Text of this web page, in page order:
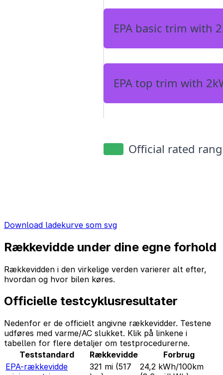
Download ladekurve som svg
Rækkevidde under dine egne forhold
Rækkevidden i den virkelige verden varierer alt efter,
hvordan og hvor bilen køres.
Officielle testcyklusresultater
Nedenfor er de officielt angivne rækkevidder. Testene
udføres med varme/AC slukket. Klik på linkene i
tabellen for flere detaljer om testprocedurerne.
Teststandard
Rækkevidde
Forbrug
EPA-rækkevidde
321 mi (517
24,2 kWh/100km